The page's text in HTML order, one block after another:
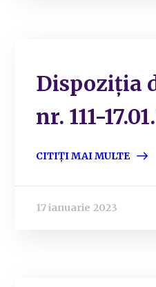
Dispoziția
nr. 111-
CITIȚI MAI MULTE
17 ianuarie 2023